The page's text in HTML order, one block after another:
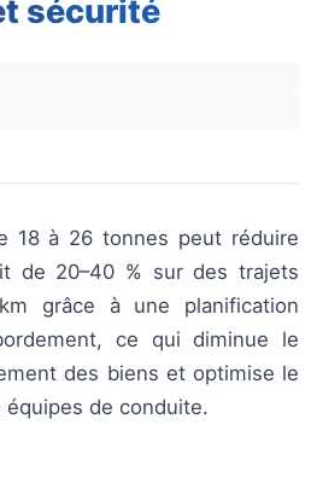
sécurité
18 à 26 tonnes peut réduire
de 20–40 % sur des trajets
grâce à une planification
ce qui diminue le
des biens et optimise le
équipes de conduite.